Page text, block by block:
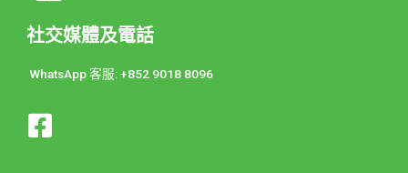
社交媒體及電話
WhatsApp 客服: +852 9018 8096